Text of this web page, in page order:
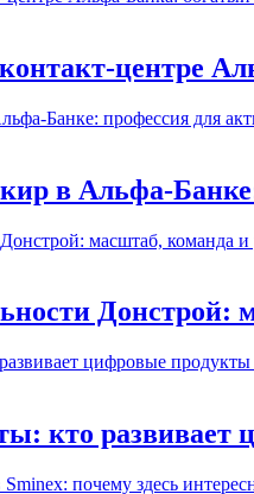
центре
в Альфа-
Донстрой:
кто развивает